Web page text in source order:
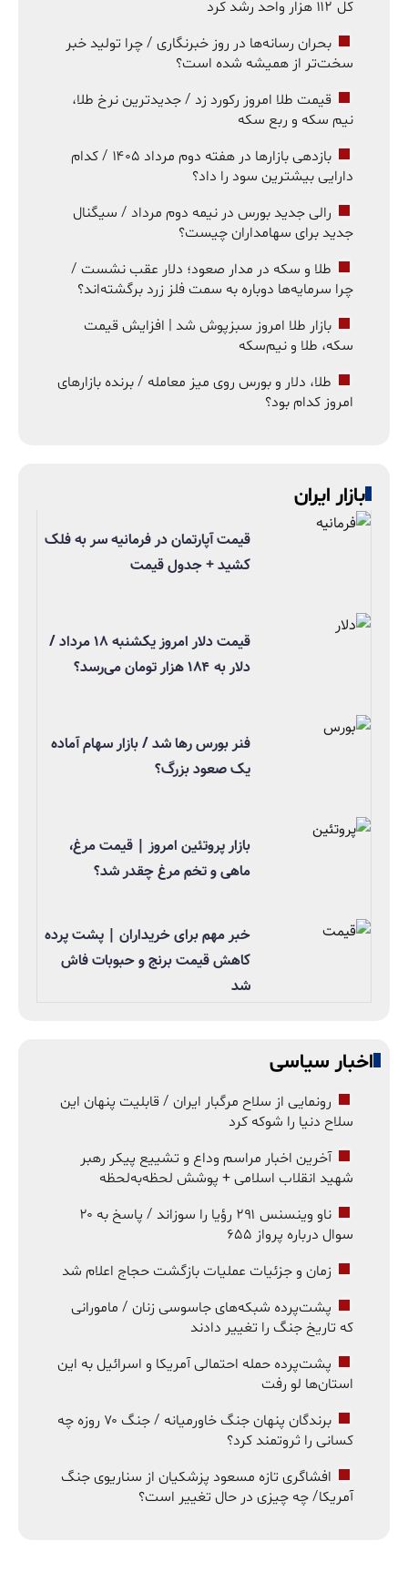
کل ۱۱۲ هزار واحد رشد کرد
بحران رسانه‌ها در روز خبرنگاری / چرا تولید خبر
سخت‌تر از همیشه شده است؟
قیمت طلا امروز رکورد زد / جدیدترین نرخ طلا،
نیم سکه و ربع سکه
بازدهی بازارها در هفته دوم مرداد ۱۴۰۵ / کدام
دارایی بیشترین سود را داد؟
رالی جدید بورس در نیمه دوم مرداد / سیگنال
جدید برای سهامداران چیست؟
طلا و سکه در مدار صعود؛ دلار عقب نشست /
چرا سرمایه‌ها دوباره به سمت فلز زرد برگشته‌اند؟
بازار طلا امروز سبزپوش شد | افزایش قیمت
سکه، طلا و نیم‌سکه
طلا، دلار و بورس روی میز معامله / برنده بازارهای
امروز کدام بود؟
بازار ایران
قیمت آپارتمان در فرمانیه سر به فلک
کشید + جدول قیمت
قیمت دلار امروز یکشنبه ۱۸ مرداد /
دلار به ۱۸۴ هزار تومان می‌رسد؟
فنر بورس رها شد / بازار سهام آماده
یک صعود بزرگ؟
بازار پروتئین امروز | قیمت مرغ،
ماهی و تخم مرغ چقدر شد؟
خبر مهم برای خریداران | پشت پرده
کاهش قیمت برنج و حبوبات فاش
شد
اخبار سیاسی
رونمایی از سلاح مرگبار ایران / قابلیت پنهان این
سلاح دنیا را شوکه کرد
آخرین اخبار مراسم وداع و تشییع پیکر رهبر
شهید انقلاب اسلامی + پوشش لحظه‌به‌لحظه
ناو وینسنس ۲۹۱ رؤیا را سوزاند / پاسخ به ۲۰
سوال درباره پرواز ۶۵۵
زمان و جزئیات عملیات بازگشت حجاج اعلام شد
پشت‌پرده شبکه‌های جاسوسی زنان / مامورانی
که تاریخ جنگ را تغییر دادند
پشت‌پرده حمله احتمالی آمریکا و اسرائیل به این
استان‌ها لو رفت
برندگان پنهان جنگ خاورمیانه / جنگ ۷۰ روزه چه
کسانی را ثروتمند کرد؟
افشاگری تازه مسعود پزشکیان از سناریوی جنگ
آمریکا/ چه چیزی در حال تغییر است؟